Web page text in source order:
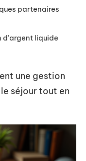
partenaires
liquide
une gestion
séjour tout en